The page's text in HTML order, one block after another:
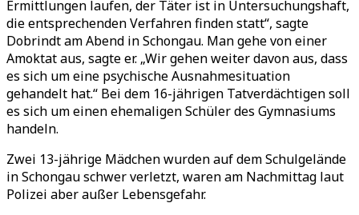
Ermittlungen laufen, der Täter ist in Untersuchungshaft,
die entsprechenden Verfahren finden statt“, sagte
Dobrindt am Abend in Schongau. Man gehe von einer
Amoktat aus, sagte er. „Wir gehen weiter davon aus, dass
es sich um eine psychische Ausnahmesituation
gehandelt hat.“ Bei dem 16-jährigen Tatverdächtigen soll
es sich um einen ehemaligen Schüler des Gymnasiums
handeln.
Zwei 13-jährige Mädchen wurden auf dem Schulgelände
in Schongau schwer verletzt, waren am Nachmittag laut
Polizei aber außer Lebensgefahr.